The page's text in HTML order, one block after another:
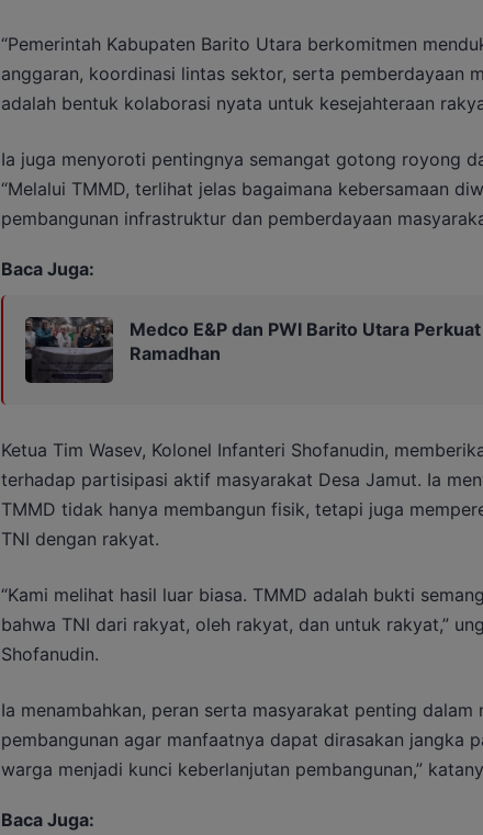
“Pemerintah Kabupaten Barito Utara berkomitmen
anggaran, koordinasi lintas sektor, serta pemberdayaan
adalah bentuk kolaborasi nyata untuk kesejahteraan
Ia juga menyoroti pentingnya semangat gotong royong
“Melalui TMMD, terlihat jelas bagaimana kebersamaan
pembangunan infrastruktur dan pemberdayaan
Baca Juga:
Medco E&P dan PWI Barito Utara
Ramadhan
Ketua Tim Wasev, Kolonel Infanteri Shofanudin,
terhadap partisipasi aktif masyarakat Desa Jamut. Ia
TMMD tidak hanya membangun fisik, tetapi juga
TNI dengan rakyat.
“Kami melihat hasil luar biasa. TMMD adalah bukti
bahwa TNI dari rakyat, oleh rakyat, dan untuk rakyat,”
Shofanudin.
Ia menambahkan, peran serta masyarakat penting dalam
pembangunan agar manfaatnya dapat dirasakan jangka
warga menjadi kunci keberlanjutan pembangunan,”
Baca Juga: